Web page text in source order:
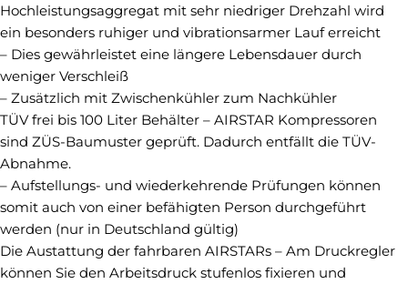
Hochleistungsaggregat mit sehr niedriger Drehzahl wird
ein besonders ruhiger und vibrationsarmer Lauf erreicht
– Dies gewährleistet eine längere Lebensdauer durch
weniger Verschleiß
– Zusätzlich mit Zwischenkühler zum Nachkühler
TÜV frei bis 100 Liter Behälter – AIRSTAR Kompressoren
sind ZÜS-Baumuster geprüft. Dadurch entfällt die TÜV-
Abnahme.
– Aufstellungs- und wiederkehrende Prüfungen können
somit auch von einer befähigten Person durchgeführt
werden (nur in Deutschland gültig)
Die Austattung der fahrbaren AIRSTARs – Am Druckregler
können Sie den Arbeitsdruck stufenlos fixieren und